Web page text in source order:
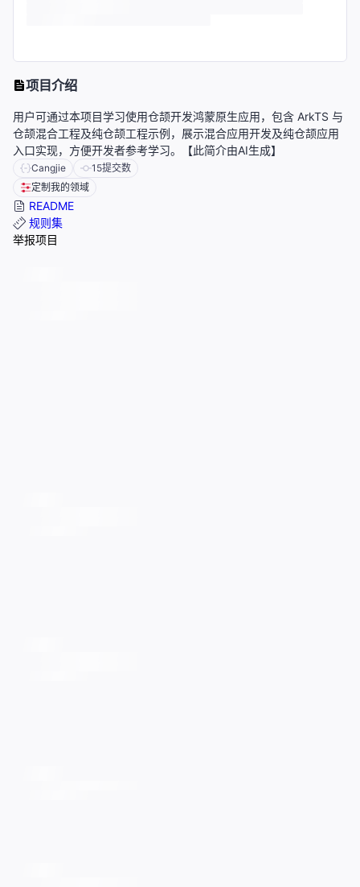
项目介绍
用户可通过本项目学习使用仓颉开发鸿蒙原生应用，包含 ArkTS 与
仓颉混合工程及纯仓颉工程示例，展示混合应用开发及纯仓颉应用
入口实现，方便开发者参考学习。【此简介由AI生成】
Cangjie 15提交数
定制我的领域
README
规则集
举报项目